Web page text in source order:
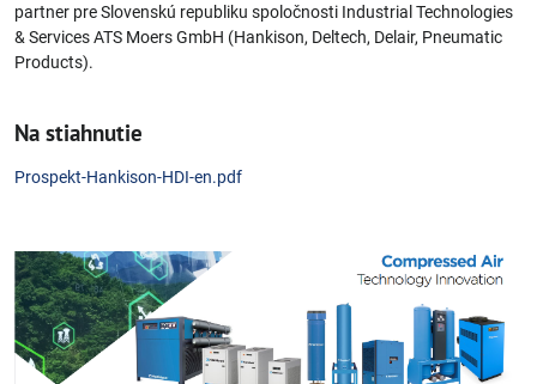
partner pre Slovenskú republiku spoločnosti Industrial Technologies
& Services ATS Moers GmbH (Hankison, Deltech, Delair, Pneumatic
Products).
Na stiahnutie
Prospekt-Hankison-HDI-en.pdf